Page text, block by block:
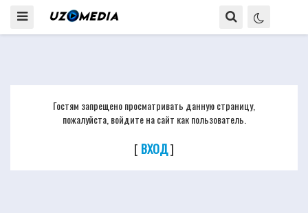
Гостям запрещено просматривать данную страницу,
пожалуйста, войдите на сайт как пользователь.
[ ВХОД]